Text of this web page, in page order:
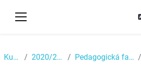
Kurzy 2020/2021 Pedagogická fakulta